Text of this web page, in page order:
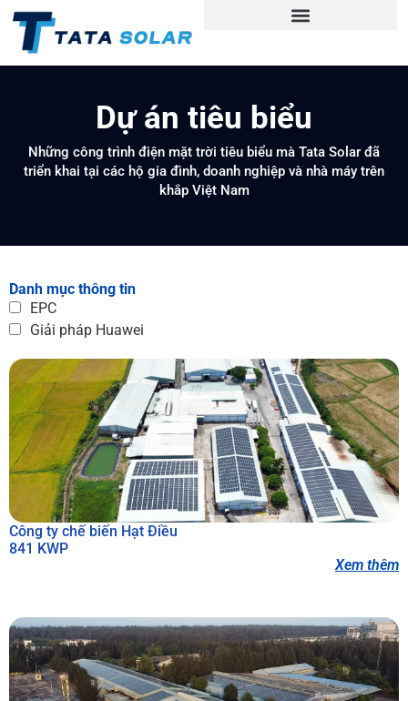
Dự án tiêu biểu
Những công trình điện mặt trời tiêu biểu mà Tata Solar đã
triển khai tại các hộ gia đình, doanh nghiệp và nhà máy trên
khắp Việt Nam
Danh mục thông tin
EPC
Giải pháp Huawei
Công ty chế biến Hạt Điều
841 KWP
Xem thêm